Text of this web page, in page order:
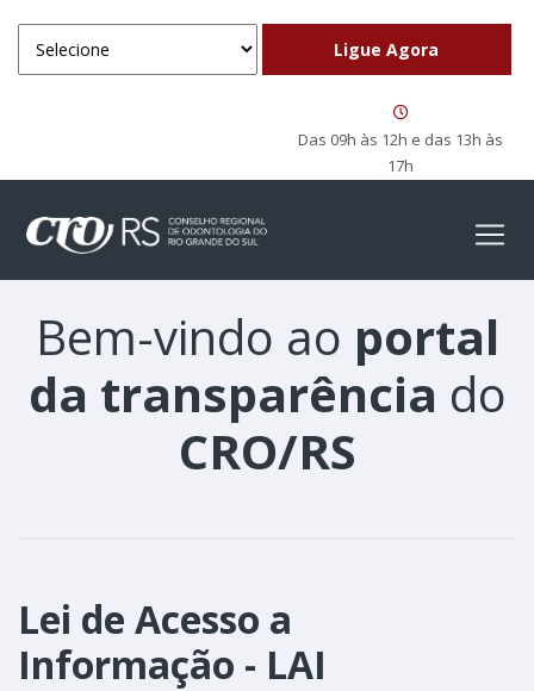
Das 09h às 12h e das 13h às
17h
Bem-vindo ao portal
da transparência do
CRO/RS
Lei de Acesso a
Informação - LAI